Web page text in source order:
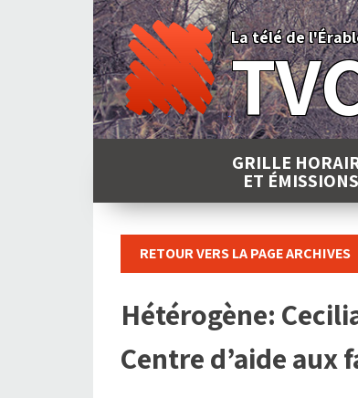
La télé de
GRILLE
ET ÉMISSIONS
RETOUR VERS LA PAGE ARCHIVES
Hétérogène:
Centre d’aide